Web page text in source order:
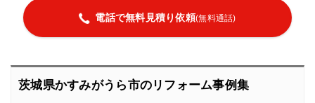
電話で無料見積り依頼(無料通話)
茨城県かすみがうら市のリフォーム事例集